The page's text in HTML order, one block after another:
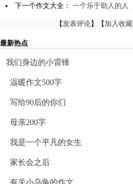
下一个作文大全： 一个乐于助人的人
【发表评论】【 加入收藏
最新热点
我们身边的小雷锋
温暖作文500字
写给90后的你们
母亲200字
我是一个平凡的女生
家长会之后
有关小乌龟的作文